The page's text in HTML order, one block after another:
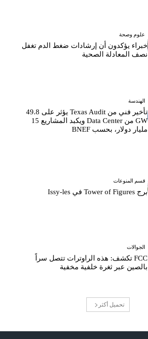
علوم وصحة
خبراء يؤكدون أن إرشادات ضغط الدم تغفل
نصف المعادلة الصحية
الهندسة
تأخير فني من Texas Audit يؤثر على 49.8
GW من Data Center ويكبد المشاريع 15
مليار دولار، بحسب BNEF
قسم المنوعات
برج Tower of Figures في Issy-les
الجوالات
FCC تكشف: هذه الراوترات تتصل سراً
بالصين عبر ثغرة خلفية مخفية
تحميل أكثر